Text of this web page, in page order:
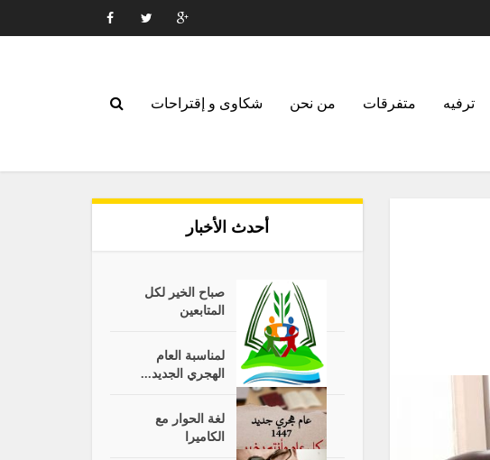
ترفيه متفرقات من نحن شكاوى و إقتراحات
أحدث الأخبار
صباح الخير لكل
المتابعين
لمناسبة العام
الهجري الجديد...
لغة الحوار مع
الكاميرا